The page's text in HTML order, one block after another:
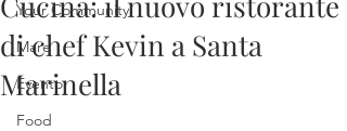
Your Community
Mare
Evento
Food
di chef Kevin a Santa
Marinella